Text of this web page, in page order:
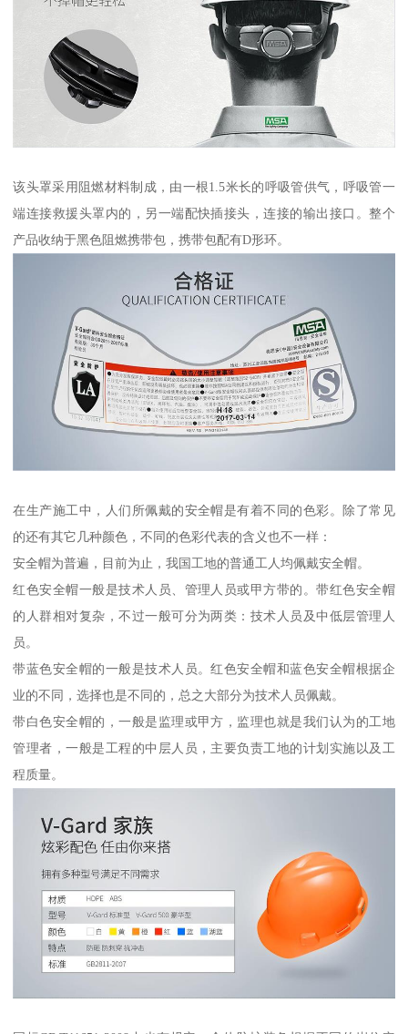
该头罩采用阻燃材料制成，由一根1.5米长的呼吸管供气，呼吸管一
端连接救援头罩内的，另一端配快插接头，连接的输出接口。整个
产品收纳于黑色阻燃携带包，携带包配有D形环。
在生产施工中，人们所佩戴的安全帽是有着不同的色彩。除了常见
的还有其它几种颜色，不同的色彩代表的含义也不一样：
安全帽为普遍，目前为止，我国工地的普通工人均佩戴安全帽。
红色安全帽一般是技术人员、管理人员或甲方带的。带红色安全帽
的人群相对复杂，不过一般可分为两类：技术人员及中低层管理人
员。
带蓝色安全帽的一般是技术人员。红色安全帽和蓝色安全帽根据企
业的不同，选择也是不同的，总之大部分为技术人员佩戴。
带白色安全帽的，一般是监理或甲方，监理也就是我们认为的工地
管理者，一般是工程的中层人员，主要负责工地的计划实施以及工
程质量。